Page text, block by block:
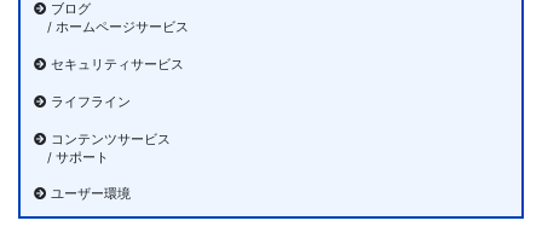
ブログ
/ ホームページサービス
セキュリティサービス
ライフライン
コンテンツサービス
/ サポート
ユーザー環境